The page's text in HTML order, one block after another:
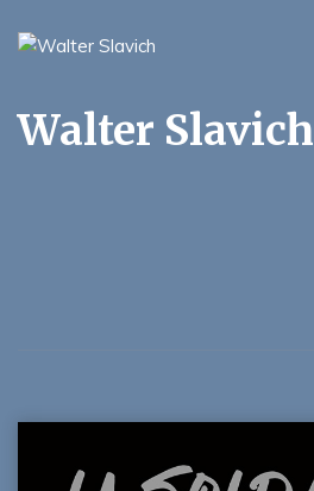
Walter Slavich